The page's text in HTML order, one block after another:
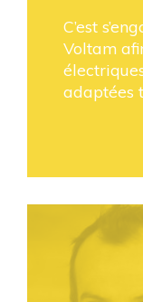
C’est
Voltam
adaptées